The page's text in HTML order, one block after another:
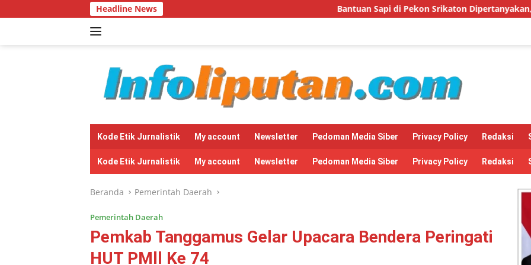
ke
Headline News Bantuan Sapi di Pekon Srikaton Dipertanyakan, Diduga Digelapkan
Kode Etik Jurnalistik My account Newsletter Pedoman Media Siber Privacy Policy Redaksi
Kode Etik Jurnalistik My account Newsletter Pedoman Media Siber Privacy Policy Redaksi
Beranda Pemerintah Daerah
Pemerintah Daerah
Pemkab Tanggamus Gelar Upacara Bendera Peringati
HUT PMll Ke 74